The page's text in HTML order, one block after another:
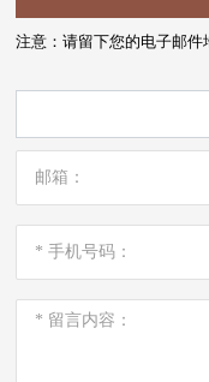
注意：请留下您的电子邮件